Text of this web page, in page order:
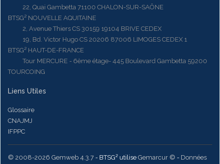
22, Quai Gambetta 71100 CHALON-SUR-SAÔNE
BTSG² NOUVELLE AQUITAINE
2, Avenue Thiers CS 30159 19104 BRIVE CEDEX
19, Bd. Victor Hugo CS 20206 87006 LIMOGES CEDEX 1
BTSG² HAUT-DE-FRANCE
Tour MERCURE - 6ème étage- 445 Boulevard Gambetta 59200
TOURCOING
Liens Utiles
Glossaire
CNAJMJ
IFPPC
© 2008-2026 Gemweb 4.3.7 - BTSG² utilise Gemarcur © - Données